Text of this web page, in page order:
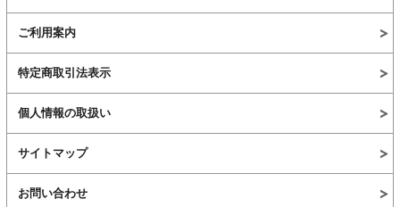
ご利用案内
特定商取引法表示
個人情報の取扱い
サイトマップ
お問い合わせ